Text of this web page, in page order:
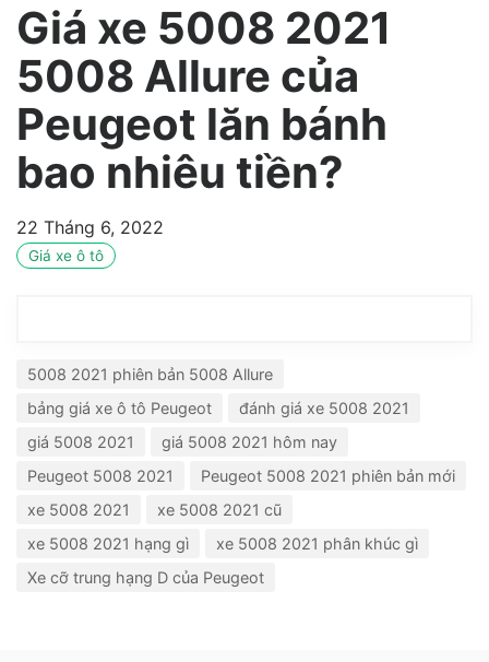
Giá xe 5008 2021
5008 Allure của
Peugeot lăn bánh
bao nhiêu tiền?
22 Tháng 6, 2022
Giá xe ô tô
5008 2021 phiên bản 5008 Allure
bảng giá xe ô tô Peugeot
đánh giá xe 5008 2021
giá 5008 2021
giá 5008 2021 hôm nay
Peugeot 5008 2021
Peugeot 5008 2021 phiên bản mới
xe 5008 2021
xe 5008 2021 cũ
xe 5008 2021 hạng gì
xe 5008 2021 phân khúc gì
Xe cỡ trung hạng D của Peugeot